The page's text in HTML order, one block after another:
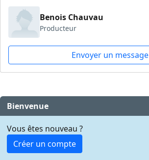
Benois Chauvau
Producteur
Envoyer un message
Bienvenue
Vous êtes nouveau ?
Créer un compte